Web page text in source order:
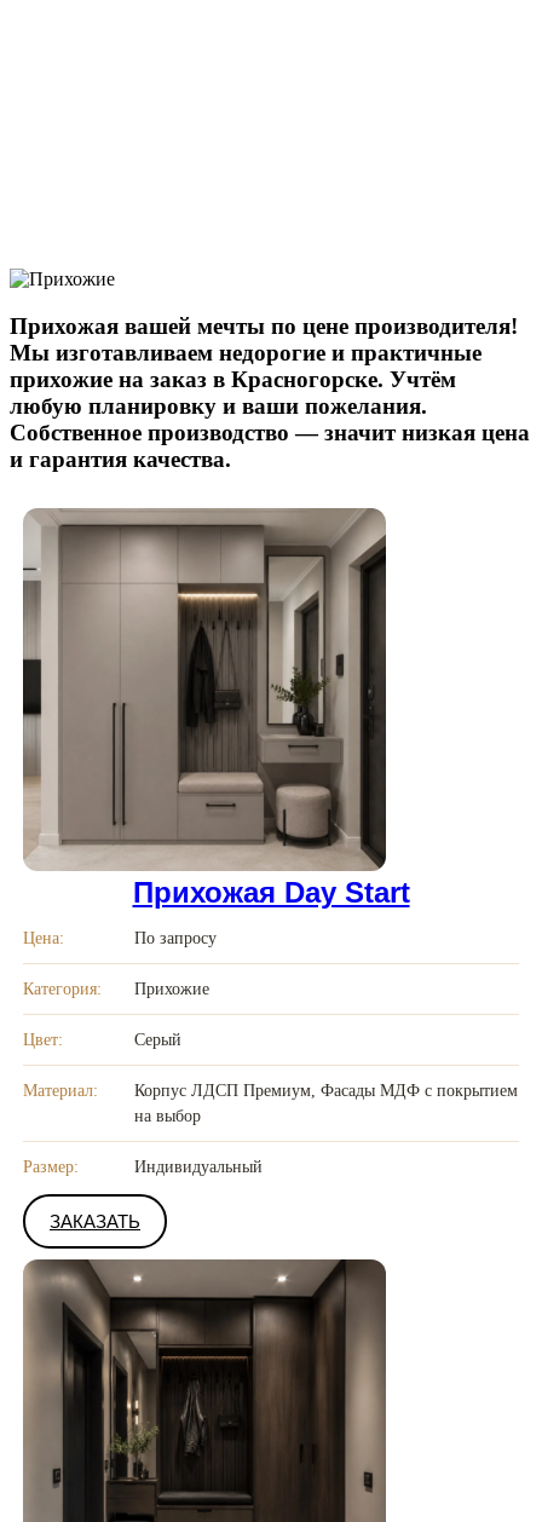
Прихожая вашей мечты по цене производителя!
Мы изготавливаем недорогие и практичные
прихожие на заказ в Красногорске. Учтём
любую планировку и ваши пожелания.
Собственное производство — значит низкая цена
и гарантия качества.
Прихожая Day Start
Цена: По запросу
Категория: Прихожие
Цвет: Серый
Материал:
Корпус ЛДСП Премиум, Фасады МДФ с покрытием
на выбор
Размер: Индивидуальный
ЗАКАЗАТЬ